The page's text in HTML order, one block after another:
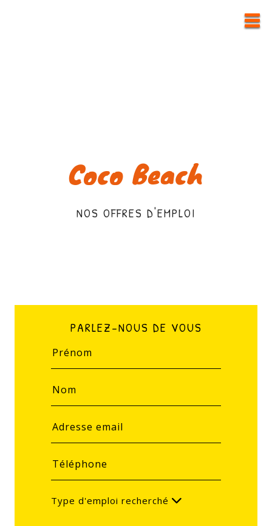
Coco Beach
NOS OFFRES D'EMPLOI
PARLEZ-NOUS DE VOUS
Type d'emploi recherché